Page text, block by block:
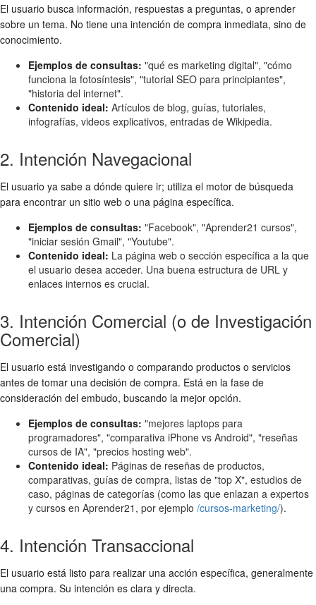
El usuario busca información, respuestas a preguntas, o aprender
sobre un tema. No tiene una intención de compra inmediata, sino de
conocimiento.
Ejemplos de consultas: "qué es marketing digital", "cómo
funciona la fotosíntesis", "tutorial SEO para principiantes",
"historia del internet".
Contenido ideal: Artículos de blog, guías, tutoriales,
infografías, videos explicativos, entradas de Wikipedia.
2. Intención Navegacional
El usuario ya sabe a dónde quiere ir; utiliza el motor de búsqueda
para encontrar un sitio web o una página específica.
Ejemplos de consultas: "Facebook", "Aprender21 cursos",
"iniciar sesión Gmail", "Youtube".
Contenido ideal: La página web o sección específica a la que
el usuario desea acceder. Una buena estructura de URL y
enlaces internos es crucial.
3. Intención Comercial (o de Investigación
Comercial)
El usuario está investigando o comparando productos o servicios
antes de tomar una decisión de compra. Está en la fase de
consideración del embudo, buscando la mejor opción.
Ejemplos de consultas: "mejores laptops para
programadores", "comparativa iPhone vs Android", "reseñas
cursos de IA", "precios hosting web".
Contenido ideal: Páginas de reseñas de productos,
comparativas, guías de compra, listas de "top X", estudios de
caso, páginas de categorías (como las que enlazan a expertos
y cursos en Aprender21, por ejemplo /cursos-marketing/).
4. Intención Transaccional
El usuario está listo para realizar una acción específica, generalmente
una compra. Su intención es clara y directa.